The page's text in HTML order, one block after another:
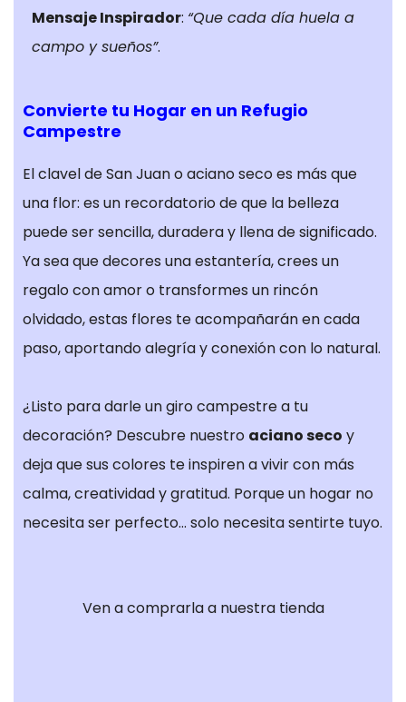
Mensaje Inspirador: “Que cada día huela a
campo y sueños”.
Convierte tu Hogar en un Refugio
Campestre
El clavel de San Juan o aciano seco es más que
una flor: es un recordatorio de que la belleza
puede ser sencilla, duradera y llena de significado.
Ya sea que decores una estantería, crees un
regalo con amor o transformes un rincón
olvidado, estas flores te acompañarán en cada
paso, aportando alegría y conexión con lo natural.
¿Listo para darle un giro campestre a tu
decoración? Descubre nuestro aciano seco y
deja que sus colores te inspiren a vivir con más
calma, creatividad y gratitud. Porque un hogar no
necesita ser perfecto… solo necesita sentirte tuyo.
Ven a comprarla a nuestra tienda
nuestro sitio
por nuestras
seguimiento
como Google
Google Tag
Manager.
Estas
pueden
utilizarlos para
crear un perfil
intereses y
anuncios
relevantes en
almacenan
directamente
información
identificación